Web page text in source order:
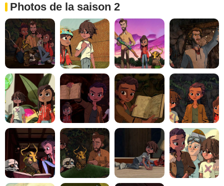
Photos de la saison 2